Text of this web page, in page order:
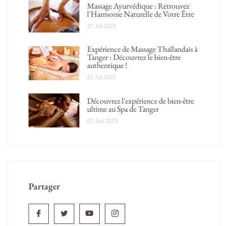
Massage Ayurvédique : Retrouvez
l'Harmonie Naturelle de Votre Être
27 Jul 2023
Expérience de Massage Thaïlandais à
Tanger : Découvrez le bien-être
authentique !
21 Jul 2023
Découvrez l'expérience de bien-être
ultime au Spa de Tanger
07 Jun 2023
Partager